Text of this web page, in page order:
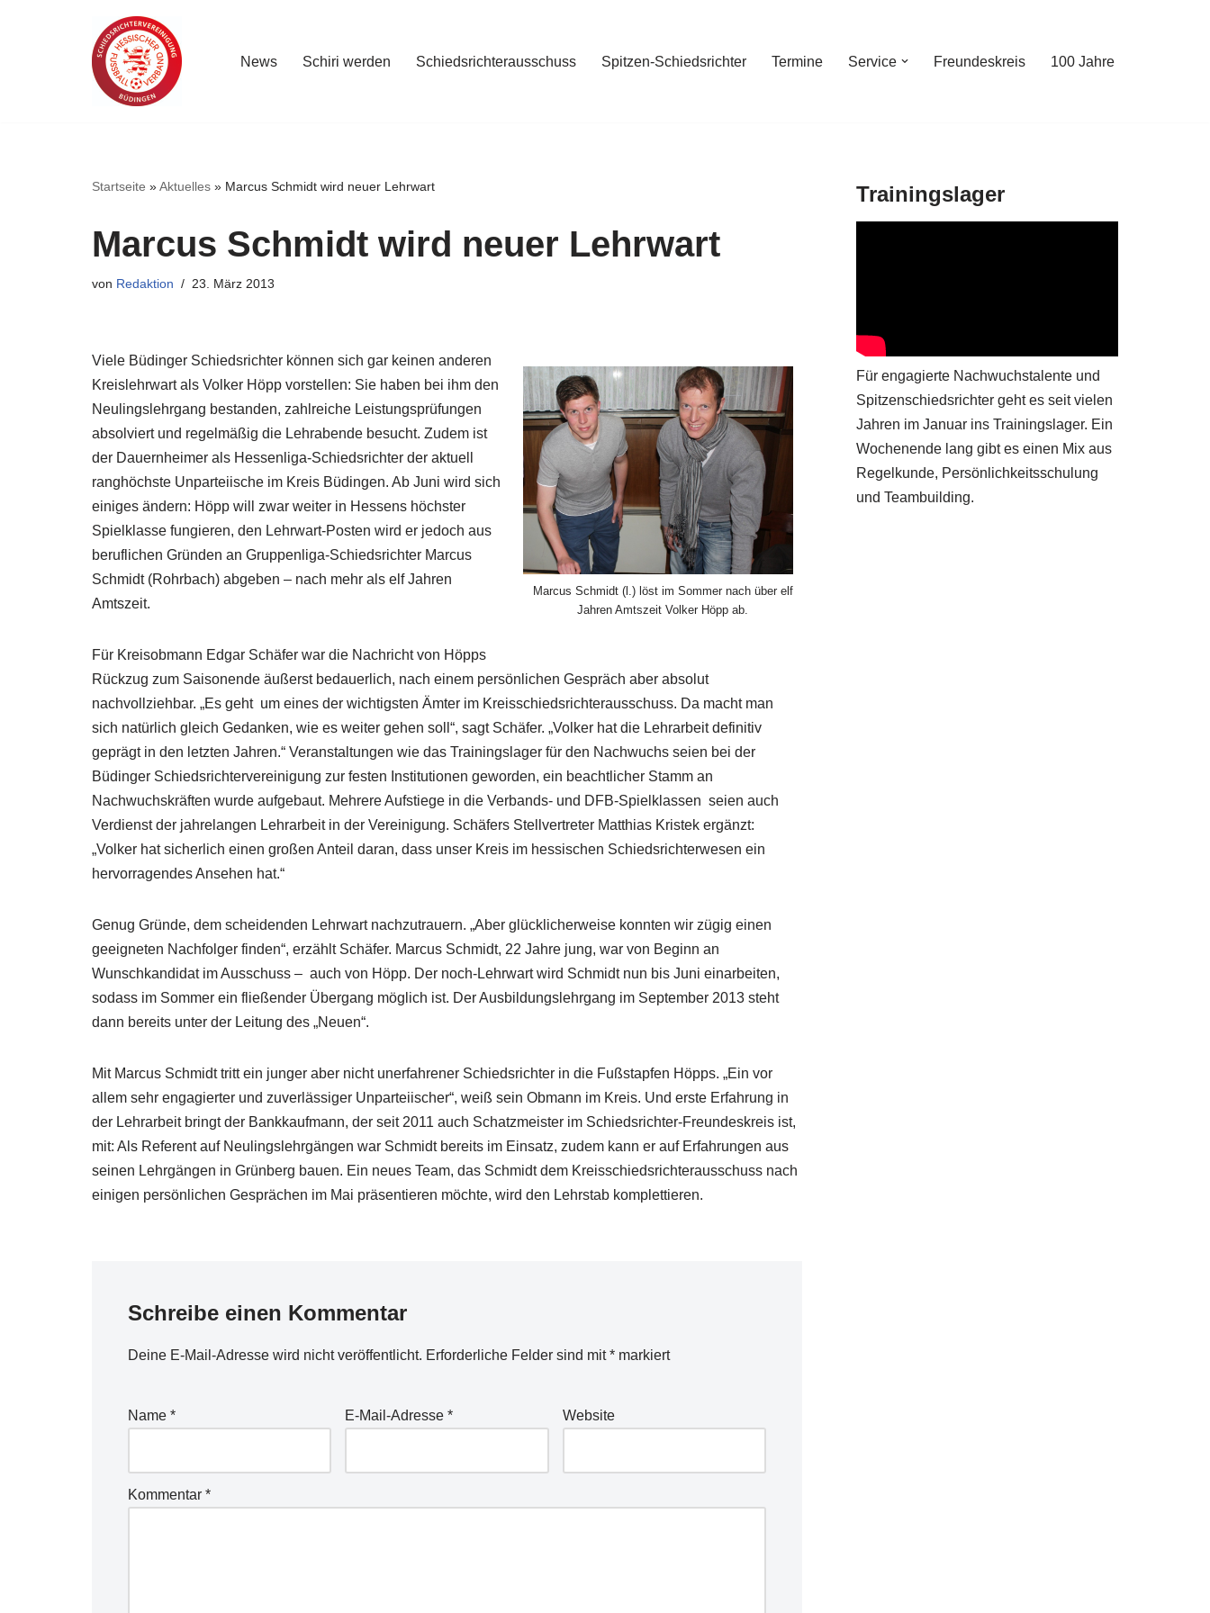
News Schiri werden Schiedsrichterausschuss Spitzen-Schiedsrichter Termine Service Freundeskreis 100 Jahre
Startseite »Aktuelles » Marcus Schmidt wird neuer Lehrwart
Marcus Schmidt wird neuer Lehrwart
von Redaktion 23. März 2013
Marcus Schmidt (l.) löst im Sommer nach über elf
Jahren Amtszeit Volker Höpp ab.
Viele Büdinger Schiedsrichter können sich gar keinen anderen
Kreislehrwart als Volker Höpp vorstellen: Sie haben bei ihm den
Neulingslehrgang bestanden, zahlreiche Leistungsprüfungen
absolviert und regelmäßig die Lehrabende besucht. Zudem ist
der Dauernheimer als Hessenliga-Schiedsrichter der aktuell
ranghöchste Unparteiische im Kreis Büdingen. Ab Juni wird sich
einiges ändern: Höpp will zwar weiter in Hessens höchster
Spielklasse fungieren, den Lehrwart-Posten wird er jedoch aus
beruflichen Gründen an Gruppenliga-Schiedsrichter Marcus
Schmidt (Rohrbach) abgeben – nach mehr als elf Jahren
Amtszeit.
Für Kreisobmann Edgar Schäfer war die Nachricht von Höpps
Rückzug zum Saisonende äußerst bedauerlich, nach einem persönlichen Gespräch aber absolut
nachvollziehbar. „Es geht um eines der wichtigsten Ämter im Kreisschiedsrichterausschuss. Da macht man
sich natürlich gleich Gedanken, wie es weiter gehen soll“, sagt Schäfer. „Volker hat die Lehrarbeit definitiv
geprägt in den letzten Jahren.“ Veranstaltungen wie das Trainingslager für den Nachwuchs seien bei der
Büdinger Schiedsrichtervereinigung zur festen Institutionen geworden, ein beachtlicher Stamm an
Nachwuchskräften wurde aufgebaut. Mehrere Aufstiege in die Verbands- und DFB-Spielklassen seien auch
Verdienst der jahrelangen Lehrarbeit in der Vereinigung. Schäfers Stellvertreter Matthias Kristek ergänzt:
„Volker hat sicherlich einen großen Anteil daran, dass unser Kreis im hessischen Schiedsrichterwesen ein
hervorragendes Ansehen hat.“
Genug Gründe, dem scheidenden Lehrwart nachzutrauern. „Aber glücklicherweise konnten wir zügig einen
geeigneten Nachfolger finden“, erzählt Schäfer. Marcus Schmidt, 22 Jahre jung, war von Beginn an
Wunschkandidat im Ausschuss – auch von Höpp. Der noch-Lehrwart wird Schmidt nun bis Juni einarbeiten,
sodass im Sommer ein fließender Übergang möglich ist. Der Ausbildungslehrgang im September 2013 steht
dann bereits unter der Leitung des „Neuen“.
Mit Marcus Schmidt tritt ein junger aber nicht unerfahrener Schiedsrichter in die Fußstapfen Höpps. „Ein vor
allem sehr engagierter und zuverlässiger Unparteiischer“, weiß sein Obmann im Kreis. Und erste Erfahrung in
der Lehrarbeit bringt der Bankkaufmann, der seit 2011 auch Schatzmeister im Schiedsrichter-Freundeskreis ist,
mit: Als Referent auf Neulingslehrgängen war Schmidt bereits im Einsatz, zudem kann er auf Erfahrungen aus
seinen Lehrgängen in Grünberg bauen. Ein neues Team, das Schmidt dem Kreisschiedsrichterausschuss nach
einigen persönlichen Gesprächen im Mai präsentieren möchte, wird den Lehrstab komplettieren.
Schreibe einen Kommentar
Deine E-Mail-Adresse wird nicht veröffentlicht. Erforderliche Felder sind mit* markiert
Name * E-Mail-Adresse* Website
Kommentar *
Trainingslager
Für engagierte Nachwuchstalente und
Spitzenschiedsrichter geht es seit vielen
Jahren im Januar ins Trainingslager. Ein
Wochenende lang gibt es einen Mix aus
Regelkunde, Persönlichkeitsschulung
und Teambuilding.